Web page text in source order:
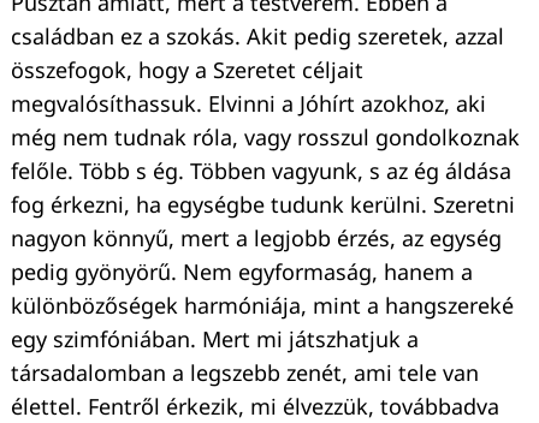
családban ez a szokás. Akit pedig szeretek, azzal
összefogok, hogy a Szeretet céljait
megvalósíthassuk. Elvinni a Jóhírt azokhoz, aki
még nem tudnak róla, vagy rosszul gondolkoznak
felőle. Több s ég. Többen vagyunk, s az ég áldása
fog érkezni, ha egységbe tudunk kerülni. Szeretni
nagyon könnyű, mert a legjobb érzés, az egység
pedig gyönyörű. Nem egyformaság, hanem a
különbözőségek harmóniája, mint a hangszereké
egy szimfóniában. Mert mi játszhatjuk a
társadalomban a legszebb zenét, ami tele van
élettel. Fentről érkezik, mi élvezzük, továbbadva